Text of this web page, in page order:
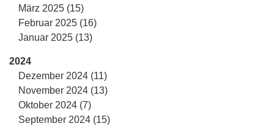
März 2025 (15)
Februar 2025 (16)
Januar 2025 (13)
2024
Dezember 2024 (11)
November 2024 (13)
Oktober 2024 (7)
September 2024 (15)